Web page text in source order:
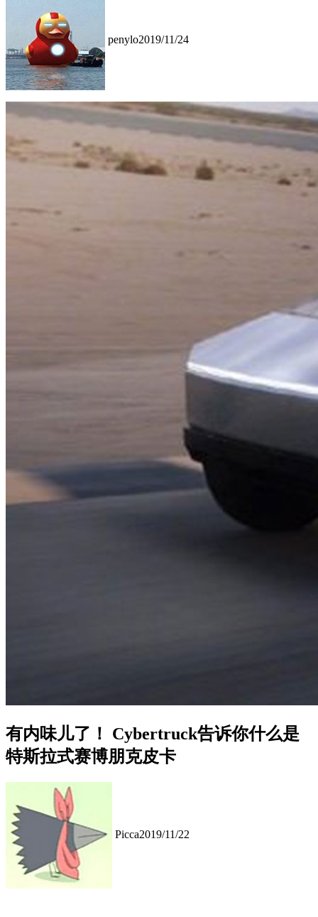
penylo2019/11/24
有内味儿了！ Cybertruck告诉你什么是
特斯拉式赛博朋克皮卡
Picca2019/11/22